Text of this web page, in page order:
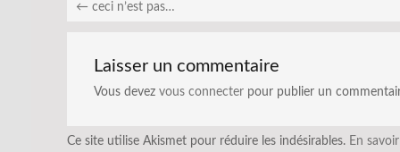
← ceci n’est pas…
Laisser un commentaire
Vous devez vous connecter pour publier un
Ce site utilise Akismet pour réduire les indésirables. En